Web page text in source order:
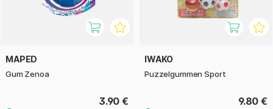
MAPED
Gum Zenoa
3.90 €
IWAKO
Puzzelgummen Sport
9.80 €